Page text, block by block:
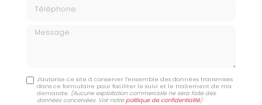
Message
J'autorise ce site à conserver l'ensemble des données transmises
dans ce formulaire pour faciliter le suivi et le traitement de ma
demande. (Aucune exploitation commerciale ne sera faite des
données concervées. Voir notrepolitique de confidentialité)